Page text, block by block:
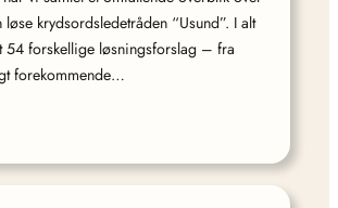
krydsordsledetråden “Usund”. I alt
54 forskellige løsningsforslag – fra
forekommende…